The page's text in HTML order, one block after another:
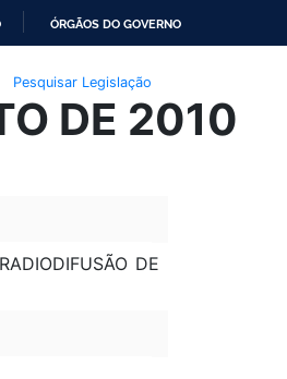
ÓRGÃOS DO GOVERNO
Pesquisar Legislação
DE 2010
DE